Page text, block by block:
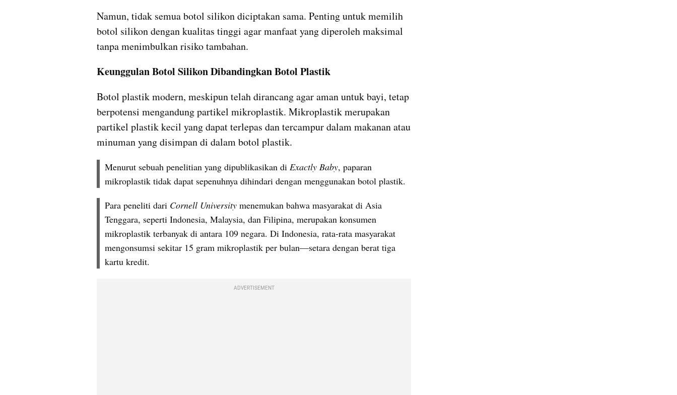
Namun, tidak semua botol silikon diciptakan sama. Penting untuk memilih
botol silikon dengan kualitas tinggi agar manfaat yang diperoleh maksimal
tanpa menimbulkan risiko tambahan.
Keunggulan Botol Silikon Dibandingkan Botol Plastik
Botol plastik modern, meskipun telah dirancang agar aman untuk bayi, tetap
berpotensi mengandung partikel mikroplastik. Mikroplastik merupakan
partikel plastik kecil yang dapat terlepas dan tercampur dalam makanan atau
minuman yang disimpan di dalam botol plastik.
Menurut sebuah penelitian yang dipublikasikan di Exactly Baby, paparan
mikroplastik tidak dapat sepenuhnya dihindari dengan menggunakan botol plastik.
Para peneliti dari Cornell University menemukan bahwa masyarakat di Asia
Tenggara, seperti Indonesia, Malaysia, dan Filipina, merupakan konsumen
mikroplastik terbanyak di antara 109 negara. Di Indonesia, rata-rata masyarakat
mengonsumsi sekitar 15 gram mikroplastik per bulan—setara dengan berat tiga
kartu kredit.
ADVERTISEMENT